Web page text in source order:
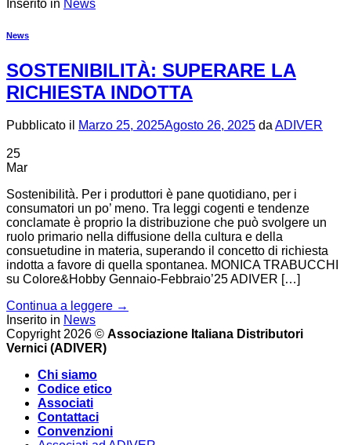
Inserito in News
News
SOSTENIBILITÀ: SUPERARE LA
RICHIESTA INDOTTA
Pubblicato il Marzo 25, 2025Agosto 26, 2025 daADIVER
25
Mar
Sostenibilità. Per i produttori è pane quotidiano, per i
consumatori un po’ meno. Tra leggi cogenti e tendenze
conclamate è proprio la distribuzione che può svolgere un
ruolo primario nella diffusione della cultura e della
consuetudine in materia, superando il concetto di richiesta
indotta a favore di quella spontanea. MONICA TRABUCCHI
su Colore&Hobby Gennaio-Febbraio’25 ADIVER […]
Continua a leggere →
Inserito in News
Copyright 2026 © Associazione Italiana Distributori
Vernici (ADIVER)
Chi siamo
Codice etico
Associati
Contattaci
Convenzioni